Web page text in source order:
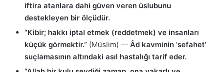
iftira atanlara dahi güven veren üslubunu
destekleyen bir ölçüdür.
“Kibir; hakkı iptal etmek (reddetmek) ve insanları
küçük görmektir.” (Müslim) — Âd kavminin ‘sefahet’
suçlamasının altındaki asıl hastalığı tarif eder.